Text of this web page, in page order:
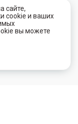
сайте,
cookie и ваших
вы можете